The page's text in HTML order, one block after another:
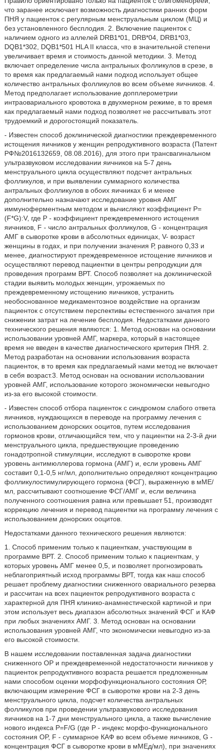
что заранее исключает возможность диагностики ранних форм
ПНЯ у пациенток с регулярным менструальным циклом (МЦ) и
без установленного бесплодия. 2. Включение пациенток с
наличием одного из аллелей DRB1*01, DRB*04, DRB1*03,
DQB1*302, DQB1*501 HLA II класса, что в значительной степени
увеличивает время и стоимость данной методики. 3. Метод
включает определение числа антральных фолликулов в срезе, в
то время как предлагаемый нами подход использует общее
количество антральных фолликулов во всем объеме яичников. 4.
Метод предполагает использование допплерометрии
интраовариального кровотока в двухмерном режиме, в то время
как предлагаемый нами подход позволяет не рассчитывать этот
трудоемкий и дорогостоящий показатель.
- Известен способ доклинической диагностики преждевременного
истощения яичников у женщин репродуктивного возраста (Патент
РФ№2016132659, 08.08.2016), для этого при трансвагинальном
ультразвуковом исследовании яичников на 5-7 день
менструального цикла осуществляют подсчет антральных
фолликулов, и при выявлении суммарного количества
антральных фолликулов в обоих яичниках 6 и менее
дополнительно назначают исследование уровня АМГ
иммуноферментным методом и вычисляют коэффициент P=
(F*G):V, где Р - коэффициент преждевременного истощения
яичников, F - число антральных фолликулов, G - концентрация
АМГ в сыворотке крови в абсолютных единицах, V- возраст
женщины в годах, и при получении значения Р, равного 0,33 и
менее, диагностируют преждевременное истощение яичников и
осуществляют перевод пациентки в центры репродукции для
проведения программ ВРТ. Способ позволяет на доклинической
стадии выявить молодых женщин, угрожаемых по
преждевременному истощению яичников, устранить
необоснованное медикаментозное воздействие на организм
пациенток с отсутствием перспективы естественного зачатия при
снижении затрат на лечение бесплодия. Недостатками данного
технического решения являются: 1. Метод основан на основании
использовании уровней АМГ, маркера, который в настоящее
время не введен в качестве диагностического критерия ПНЯ. 2.
Метод разработан на основании использования возраста
пациенток, в то время как предлагаемый нами метод не включает
в себя возраст.3. Метод основан на основании использовании
уровней АМГ, использование которого экономически невыгодно
из-за его высокой стоимости.
- Известен способ отбора пациенток с синдромом слабого ответа
яичников, нуждающихся в переводе на программу лечения с
использованием донорских ооцитов, путем исследования
гормонов крови, отличающийся тем, что у пациентки на 2-3-й дни
менструального цикла, предшествующие проведению
гонадотропной стимуляции, исследуют в сыворотке крови
уровень антимюллерова гормона (АМГ) и, если уровень АМГ
составит 0,1-0,5 нг/мл, дополнительно определяют концентрацию
фолликулостимулирующего гормона (ФСГ), выраженную в мМЕ/
мл, рассчитывают соотношение ФСГ/АМГ и, если величина
полученного соотношения равна или превышает 51, производят
коррекцию лечения и перевод пациентки на программу лечения с
использованием донорских ооцитов.
Недостатками данного технического решения являются:
1. Способ применим только к пациенткам, участвующим в
программе ВРТ. 2. Способ применим только к пациенткам, у
которых уровень АМГ менее 0,5, и позволяет прогнозировать
неблагоприятный исход программы ВРТ, тогда как наш способ
решает проблему диагностики сниженного овариального резерва
и рассчитан на всех пациенток репродуктивного возраста с
характерной для ПНЯ клинико-анамнестической картиной и при
этом использует весь диапазон абсолютных значений ФСГ и КАФ
при любых значениях АМГ. 3. Метод основан на основании
использования уровней АМГ, что экономически невыгодно из-за
его высокой стоимости.
В нашем исследовании поставленная задача диагностики
сниженного ОР и преждевременной недостаточности яичников у
пациенток репродуктивного возраста решается предложенным
нами способом оценки морфофункционального состояния ОР,
включающим измерение ФСГ в сыворотке крови на 2-3 день
менструального цикла, подсчет количества антральных
фолликулов при проведении ультразвукового исследования
яичников на 1-7 дни менструального цикла, а также вычисление
нового индекса P=F/G (где Р - индекс морфо-функционального
состояния OP, F - суммарное КАФ во всем объеме яичников, G -
концентрация ФСГ в сыворотке крови в мМЕд/мл), при значениях